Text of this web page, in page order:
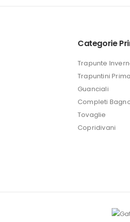
è:
Categorie
Trapunte
Trapuntini
Guanciali
Completi
Tovaglie
Copridivani